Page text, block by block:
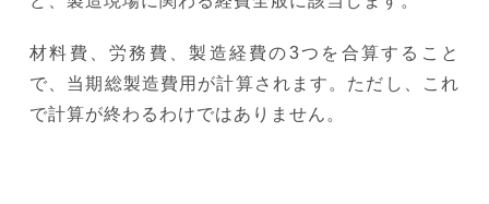
材料費、労務費、製造経費の3つを合算すること
で、当期総製造費用が計算されます。ただし、これ
で計算が終わるわけではありません。